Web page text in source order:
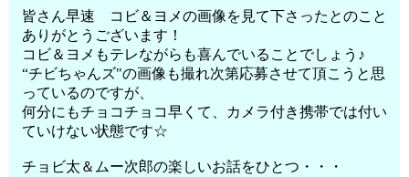
皆さん早速 コビ＆ヨメの画像を見て下さったとのこと
ありがとうございます！
コビ＆ヨメもテレながらも喜んでいることでしょう♪
“チビちゃんズ"の画像も撮れ次第応募させて頂こうと思
っているのですが、
何分にもチョコチョコ早くて、カメラ付き携帯では付い
ていけない状態です☆
チョビ太＆ムー次郎の楽しいお話をひとつ・・・